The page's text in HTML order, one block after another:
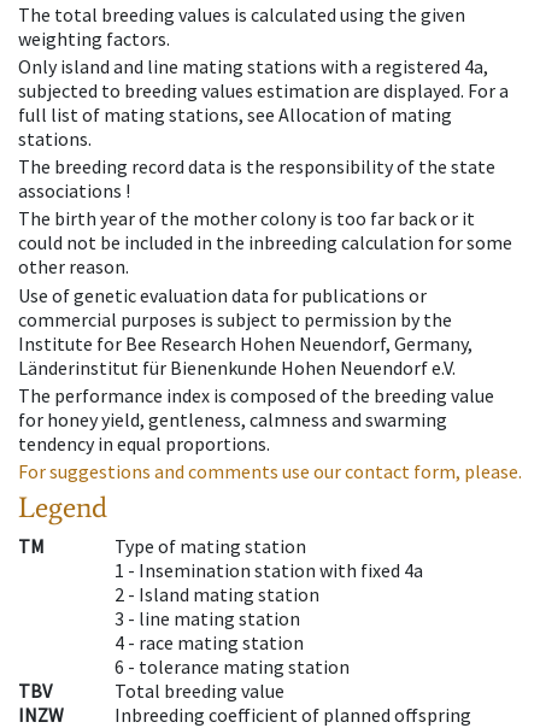
The total breeding values is calculated using the given
weighting factors.
Only island and line mating stations with a registered 4a,
subjected to breeding values estimation are displayed. For a
full list of mating stations, see Allocation of mating
stations.
The breeding record data is the responsibility of the state
associations !
The birth year of the mother colony is too far back or it
could not be included in the inbreeding calculation for some
other reason.
Use of genetic evaluation data for publications or
commercial purposes is subject to permission by the
Institute for Bee Research Hohen Neuendorf, Germany,
Länderinstitut für Bienenkunde Hohen Neuendorf e.V.
The performance index is composed of the breeding value
for honey yield, gentleness, calmness and swarming
tendency in equal proportions.
For suggestions and comments use our contact form, please.
Legend
TM
Type of mating station
1 - Insemination station with fixed 4a
2 - Island mating station
3 - line mating station
4 - race mating station
6 - tolerance mating station
TBV
Total breeding value
INZW
Inbreeding coefficient of planned offspring